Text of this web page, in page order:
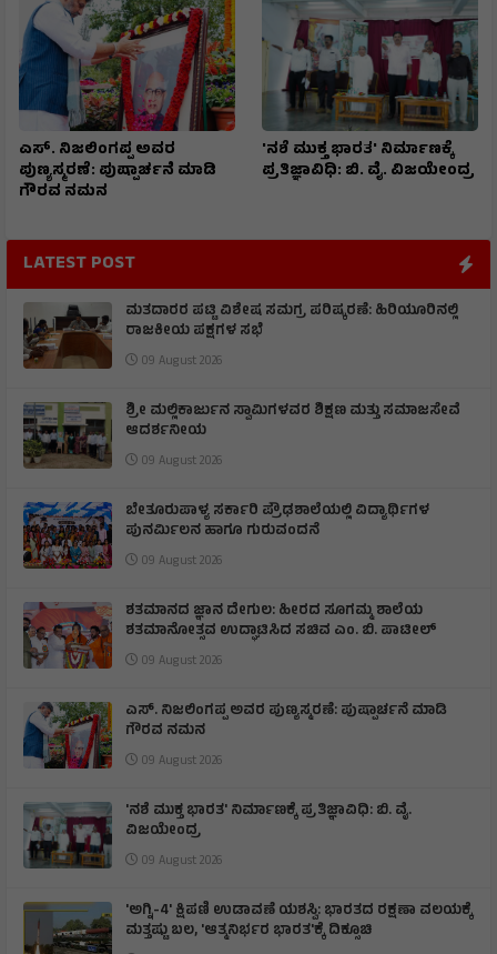
ಎಸ್. ನಿಜಲಿಂಗಪ್ಪ ಅವರ
ಪುಣ್ಯಸ್ಮರಣೆ: ಪುಷ್ಪಾರ್ಚನೆ ಮಾಡಿ
ಗೌರವ ನಮನ​
'ನಶೆ ಮುಕ್ತ ಭಾರತ' ನಿರ್ಮಾಣಕ್ಕೆ
ಪ್ರತಿಜ್ಞಾವಿಧಿ: ಬಿ. ವೈ. ವಿಜಯೇಂದ್ರ
LATEST POST
ಮತದಾರರ ಪಟ್ಟಿ ವಿಶೇಷ ಸಮಗ್ರ ಪರಿಷ್ಕರಣೆ: ಹಿರಿಯೂರಿನಲ್ಲಿ
ರಾಜಕೀಯ ಪಕ್ಷಗಳ ಸಭೆ
09 August 2026
ಶ್ರೀ ಮಲ್ಲಿಕಾರ್ಜುನ ಸ್ವಾಮಿಗಳವರ ಶಿಕ್ಷಣ ಮತ್ತು ಸಮಾಜಸೇವೆ
ಆದರ್ಶನೀಯ
09 August 2026
ಬೇತೂರುಪಾಳ್ಯ ಸರ್ಕಾರಿ ಪ್ರೌಢಶಾಲೆಯಲ್ಲಿ ವಿದ್ಯಾರ್ಥಿಗಳ
ಪುನರ್ಮಿಲನ ಹಾಗೂ ಗುರುವಂದನೆ
09 August 2026
ಶತಮಾನದ ಜ್ಞಾನ ದೇಗುಲ: ಹೀರದ ಸೂಗಮ್ಮ ಶಾಲೆಯ
ಶತಮಾನೋತ್ಸವ ಉದ್ಘಾಟಿಸಿದ ಸಚಿವ ಎಂ. ಬಿ. ಪಾಟೀಲ್
09 August 2026
ಎಸ್. ನಿಜಲಿಂಗಪ್ಪ ಅವರ ಪುಣ್ಯಸ್ಮರಣೆ: ಪುಷ್ಪಾರ್ಚನೆ ಮಾಡಿ
ಗೌರವ ನಮನ​
09 August 2026
'ನಶೆ ಮುಕ್ತ ಭಾರತ' ನಿರ್ಮಾಣಕ್ಕೆ ಪ್ರತಿಜ್ಞಾವಿಧಿ: ಬಿ. ವೈ.
ವಿಜಯೇಂದ್ರ
09 August 2026
'ಅಗ್ನಿ-4' ಕ್ಷಿಪಣಿ ಉಡಾವಣೆ ಯಶಸ್ವಿ: ಭಾರತದ ರಕ್ಷಣಾ ವಲಯಕ್ಕೆ
ಮತ್ತಷ್ಟು ಬಲ, 'ಆತ್ಮನಿರ್ಭರ ಭಾರತ'ಕ್ಕೆ ದಿಕ್ಸೂಚಿ